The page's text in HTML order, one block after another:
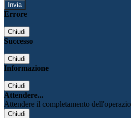
Errore
Chiudi
Successo
Chiudi
Informazione
Chiudi
Attendere...
Attendere il completamento
Chiudi